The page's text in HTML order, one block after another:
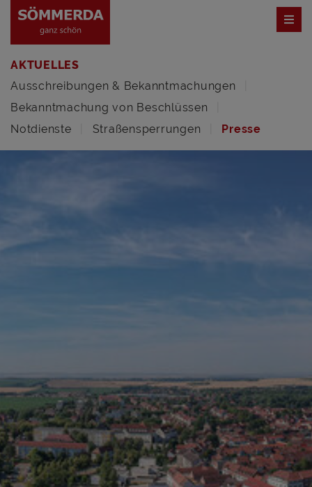
AKTUELLES
Ausschreibungen & Bekanntmachungen
Bekanntmachung von Beschlüssen
Notdienste
Straßensperrungen Presse